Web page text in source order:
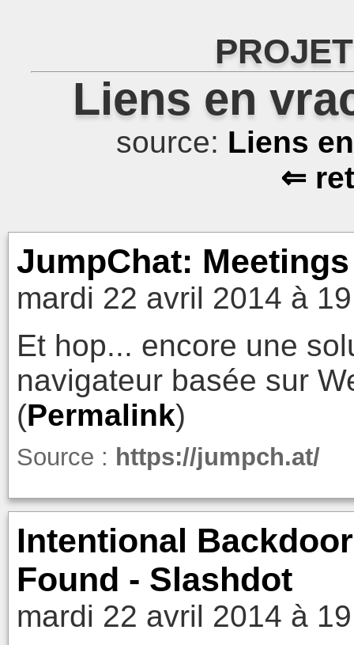
Liens en
source: Liens
⇐
JumpChat:
mardi 22 avril 2014 à
Et hop... encore une
navigateur basée sur
(Permalink)
Source : https://jumpch.at/
Intentional
Found - Slashdot
mardi 22 avril 2014 à